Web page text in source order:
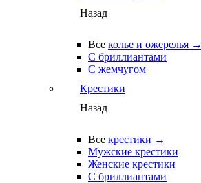
Назад
Все колье и ожерелья →
С бриллиантами
С жемчугом
Крестики
Назад
Все крестики →
Мужские крестики
Женские крестики
С бриллиантами